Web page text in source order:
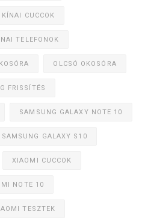
KÍNAI CUCCOK
TELEFONOK
OLCSÓ OKOSÓRA
FRISSÍTÉS
SAMSUNG GALAXY NOTE 10
SAMSUNG GALAXY S10
XIAOMI CUCCOK
NOTE 10
TESZTEK